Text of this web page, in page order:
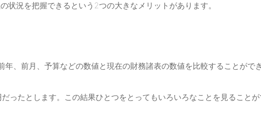
況を把握できるという2つの大きなメリットがあります。
年、前月、予算などの数値と現在の財務諸表の数値を比較することができ
ったとします。この結果ひとつをとってもいろいろなことを見ること